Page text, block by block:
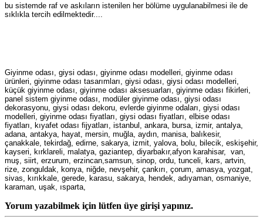
bu sistemde raf ve askıların istenilen her bölüme uygulanabilmesi ile de
sıklıkla tercih edilmektedir....
Giyinme odası, giysi odası, giyinme odası modelleri, giyinme odası
ürünleri, giyinme odası tasarımları, giysi odası, giysi odası modelleri,
küçük giyinme odası, giyinme odası aksesuarları, giyinme odası fikirleri,
panel sistem giyinme odası, modüler giyinme odası, giysi odası
dekorasyonu, giysi odası dekoru, evlerde giyinme odaları, giysi odası
modelleri, giyinme odası fiyatları, giysi odası fiyatları, elbise odası
fiyatları, kıyafet odası fijyatları, istanbul, ankara, bursa, izmir, antalya,
adana, antakya, hayat, mersin, muğla, aydın, manisa, balıkesir,
çanakkale, tekirdağ, edirne, sakarya, izmit, yalova, bolu, bilecik, eskişehir,
kayseri, kırklareli, malatya, gaziantep, diyarbakır,afyon karahisar, van,
muş, siirt, erzurum, erzincan,samsun, sinop, ordu, tunceli, kars, artvin,
rize, zonguldak, konya, niğde, nevşehir, çankırı, çorum, amasya, yozgat,
sivas, kırıkkale, gerede, karasu, sakarya, hendek, adıyaman, osmaniye,
karaman, uşak, ısparta,
Yorum yazabilmek için lütfen üye girişi yapınız.